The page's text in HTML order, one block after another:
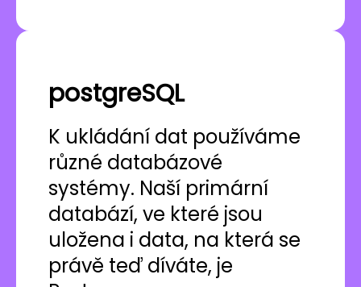
postgreSQL
K ukládání dat používáme
různé databázové
systémy. Naší primární
databází, ve které jsou
uložena i data, na která se
právě teď díváte, je